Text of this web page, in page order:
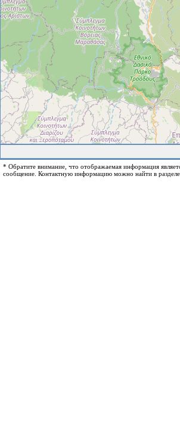
* Обратите внимание, что отображаемая информация
сообщение. Контактную информацию можно найти в разделе